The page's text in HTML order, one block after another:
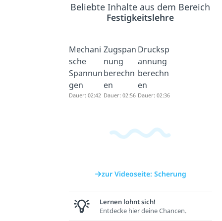
Beliebte Inhalte aus dem Bereich
Festigkeitslehre
Mechani
sche
Spannun
gen
Dauer: 02:42
Zugspan
nung
berechn
en
Dauer: 02:56
Drucksp
annung
berechn
en
Dauer: 02:36
zur Videoseite: Scherung
Lernen lohnt sich!
Entdecke hier deine Chancen.